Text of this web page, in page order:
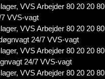
VVS Arbejder 80 20 20 80
VVS-vagt
VVS Arbejder 80 20 20 80
24/7 VVS-vagt
VVS Arbejder 80 20 20 80
24/7 VVS-vagt
VVS Arbejder 80 20 20 80